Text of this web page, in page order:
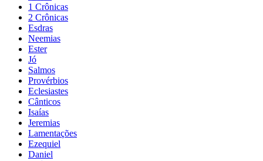
1 Crônicas
2 Crônicas
Esdras
Neemias
Ester
Jó
Salmos
Provérbios
Eclesiastes
Cânticos
Isaías
Jeremias
Lamentações
Ezequiel
Daniel